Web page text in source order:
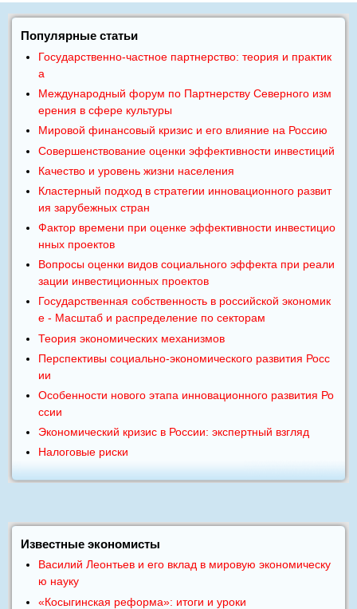
Популярные статьи
Государственно-частное партнерство: теория и практик
а
Международный форум по Партнерству Северного изм
ерения в сфере культуры
Мировой финансовый кризис и его влияние на Россию
Совершенствование оценки эффективности инвестиций
Качество и уровень жизни населения
Кластерный подход в стратегии инновационного развит
ия зарубежных стран
Фактор времени при оценке эффективности инвестицио
нных проектов
Вопросы оценки видов социального эффекта при реали
зации инвестиционных проектов
Государственная собственность в российской экономик
е - Масштаб и распределение по секторам
Теория экономических механизмов
Перспективы социально-экономического развития Росс
ии
Особенности нового этапа инновационного развития Ро
ссии
Экономический кризис в России: экспертный взгляд
Налоговые риски
Известные экономисты
Василий Леонтьев и его вклад в мировую экономическу
ю науку
«Косыгинская реформа»: итоги и уроки